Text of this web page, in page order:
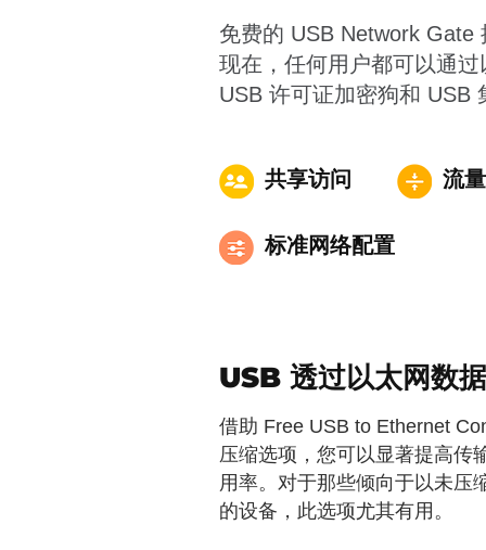
免费的 USB Network Gate
现在，任何用户都可以通
USB 许可证加密狗和 USB
共享访问 流
标准网络配置
USB 透过以太网数
借助 Free USB to Ethernet
压缩选项，您可以显著提高传
用率。对于那些倾向于以未压
的设备，此选项尤其有用。